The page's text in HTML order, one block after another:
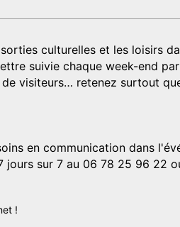
culturelles et les loisirs
suivie chaque week-end
de visiteurs… retenez surtout
en communication dans
sur 7 au 06 78 25 96 22
!